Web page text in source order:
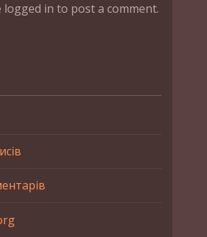
logged in to post a comment.